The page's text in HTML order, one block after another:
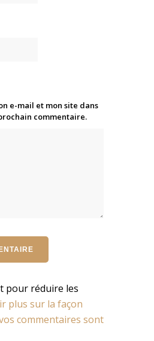
e-mail et mon site dans
commentaire.
pour réduire les
plus sur la façon
commentaires sont